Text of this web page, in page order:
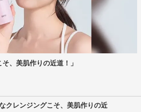
、美肌作りの近道！」
なクレンジングこそ、美肌作りの近